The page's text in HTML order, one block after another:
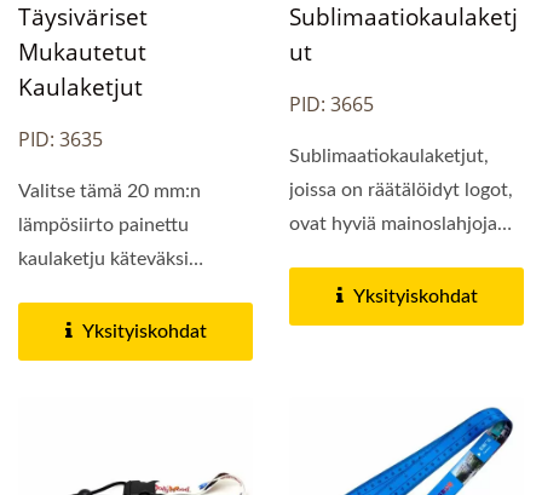
Täysiväriset
Mukautetut
Kaulaketjut
PID: 3635
Valitse tämä 20 mm:n
lämpösiirto painettu
kaulaketju käteväksi
konferensseissa...
Yksityiskohdat
Sublimaatiokaulaketj
Ut
PID: 3665
Sublimaatiokaulaketjut,
joissa on räätälöidyt logot,
ovat hyviä mainoslahjoja
Yksityiskohdat